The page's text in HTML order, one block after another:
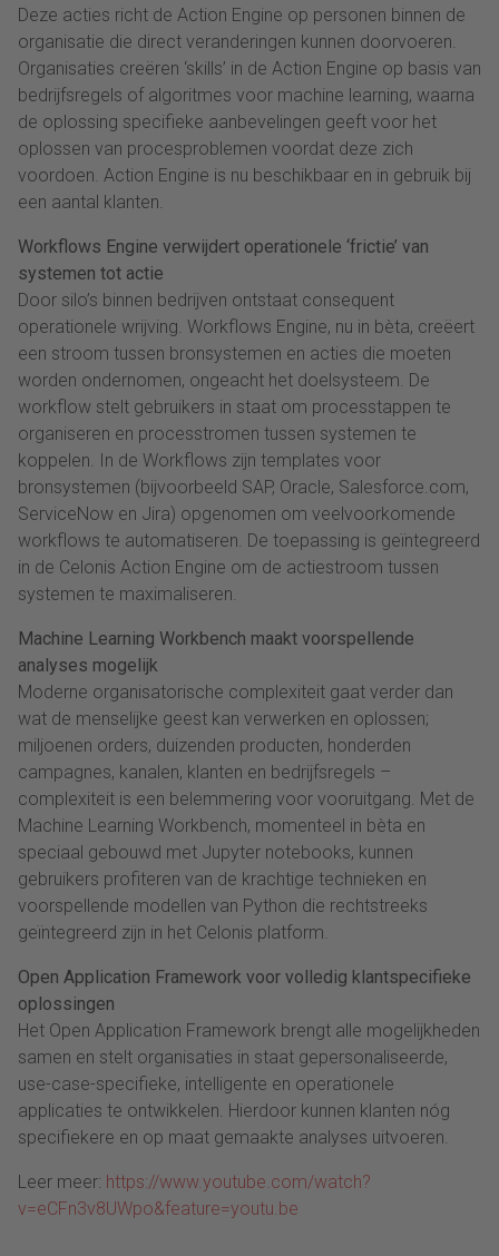
Deze acties richt de Action Engine op personen binnen de
organisatie die direct veranderingen kunnen doorvoeren.
Organisaties creëren ‘skills’ in de Action Engine op basis van
bedrijfsregels of algoritmes voor machine learning, waarna
de oplossing specifieke aanbevelingen geeft voor het
oplossen van procesproblemen voordat deze zich
voordoen. Action Engine is nu beschikbaar en in gebruik bij
een aantal klanten.
Workflows Engine verwijdert operationele ‘frictie’ van
systemen tot actie
Door silo’s binnen bedrijven ontstaat consequent
operationele wrijving. Workflows Engine, nu in bèta, creëert
een stroom tussen bronsystemen en acties die moeten
worden ondernomen, ongeacht het doelsysteem. De
workflow stelt gebruikers in staat om processtappen te
organiseren en processtromen tussen systemen te
koppelen. In de Workflows zijn templates voor
bronsystemen (bijvoorbeeld SAP, Oracle, Salesforce.com,
ServiceNow en Jira) opgenomen om veelvoorkomende
workflows te automatiseren. De toepassing is geïntegreerd
in de Celonis Action Engine om de actiestroom tussen
systemen te maximaliseren.
Machine Learning Workbench maakt voorspellende
analyses mogelijk
Moderne organisatorische complexiteit gaat verder dan
wat de menselijke geest kan verwerken en oplossen;
miljoenen orders, duizenden producten, honderden
campagnes, kanalen, klanten en bedrijfsregels –
complexiteit is een belemmering voor vooruitgang. Met de
Machine Learning Workbench, momenteel in bèta en
speciaal gebouwd met Jupyter notebooks, kunnen
gebruikers profiteren van de krachtige technieken en
voorspellende modellen van Python die rechtstreeks
geïntegreerd zijn in het Celonis platform.
Open Application Framework voor volledig klantspecifieke
oplossingen
Het Open Application Framework brengt alle mogelijkheden
samen en stelt organisaties in staat gepersonaliseerde,
use-case-specifieke, intelligente en operationele
applicaties te ontwikkelen. Hierdoor kunnen klanten nóg
specifiekere en op maat gemaakte analyses uitvoeren.
Leer meer: https://www.youtube.com/watch?
v=eCFn3v8UWpo&feature=youtu.be